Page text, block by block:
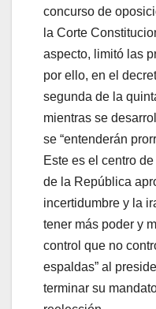
concurso de
la Corte
aspecto, limitó las
por ello, en el
segunda de la
mientras se
se “entenderán
Este es el centro
de la República
incertidumbre y la
tener más poder y
control que no
espaldas” al
terminar su